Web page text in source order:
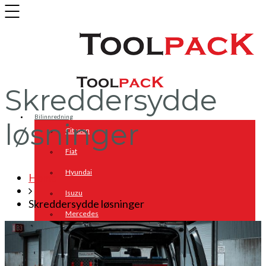
Bilinnredning
Citroen
Fiat
Hyundai
Isuzu
Mercedes
Mitsubishi
Nissan
Skreddersydde
løsninger
Home
Skreddersydde løsninger